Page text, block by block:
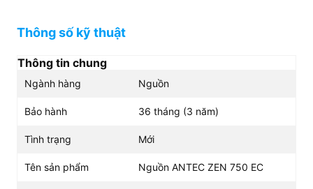
Thông số kỹ thuật
Thông tin chung
Ngành hàng Nguồn
Bảo hành 36 tháng (3 năm)
Tình trạng Mới
Tên sản phẩm Nguồn ANTEC ZEN 750 EC